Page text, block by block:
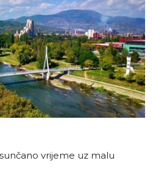
vrijeme uz malu